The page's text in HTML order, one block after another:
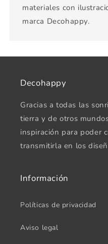
materiales con
marca Decohappy.
Decohappy
Gracias a todas las
tierra y de otros
inspiración para poder
transmitirla en los
Información
Políticas de privacidad
Aviso legal